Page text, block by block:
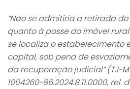
“Não se admitiria a retirada
quanto à posse do imóvel
se localiza o estabelecimento
capital, sob pena de
da recuperação judicial” (TJ-
1004260-86.2024.8.11.0000, rel.